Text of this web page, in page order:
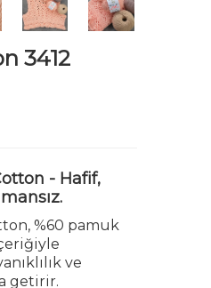
3412
- Hafif,
%60 pamuk
ve
getirir.